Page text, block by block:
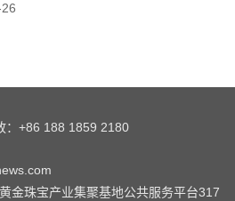
：+86 188 1859 2180
金珠宝产业集聚基地公共服务平台317